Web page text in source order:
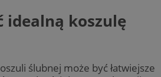
idealną koszulę
ślubnej może być łatwiejsze